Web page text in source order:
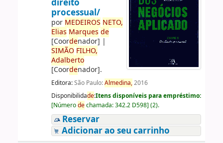
direito
processual/
por MEDEIROS NETO,
Elias Marques de
[Coordenador] |
SIMÃO FILHO,
Adalberto
[Coordenador].
Editora:São Paulo:Almedina,2016
Disponibilidade:Itens disponíveis para empréstimo:
[Númerodechamada:342.2 D598] (2).
Reservar
Adicionar ao seu carrinho